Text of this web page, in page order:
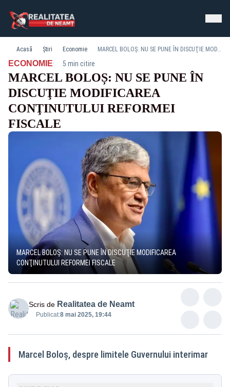
Acasă Știri Economie MARCEL BOLOȘ: NU SE PUNE ÎN DISCUŢIE MODIFICAREA CONŢINUTULUI REFORMEI FISCALE
ECONOMIE· 5 min citire
MARCEL BOLOȘ: NU SE PUNE ÎN
DISCUŢIE MODIFICAREA
CONŢINUTULUI REFORMEI
FISCALE
MARCEL BOLOȘ: NU SE PUNE ÎN DISCUŢIE MODIFICAREA
CONŢINUTULUI REFORMEI FISCALE
Scris de Realitatea de Neamt
Publicat:8 mai 2025, 19:44
Marcel Boloș, despre limitele Guvernului interimar